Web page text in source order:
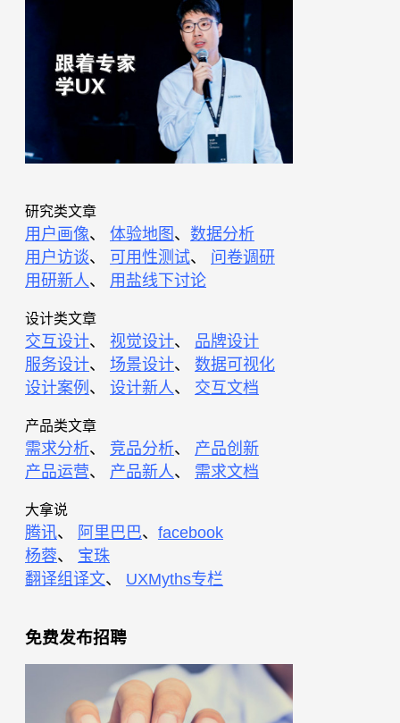
研究类文章
用户画像、 体验地图 、 数据分析
用户访谈、 可用性测试、 问卷调研
用研新人、 用盐线下讨论
设计类文章
交互设计、 视觉设计、 品牌设计
服务设计、 场景设计、 数据可视化
设计案例 、 设计新人、 交互文档
产品类文章
需求分析、 竞品分析、 产品创新
产品运营、 产品新人、 需求文档
大拿说
腾讯、 阿里巴巴、 facebook
杨蓉、 宝珠
翻译组译文、 UXMyths专栏
免费发布招聘